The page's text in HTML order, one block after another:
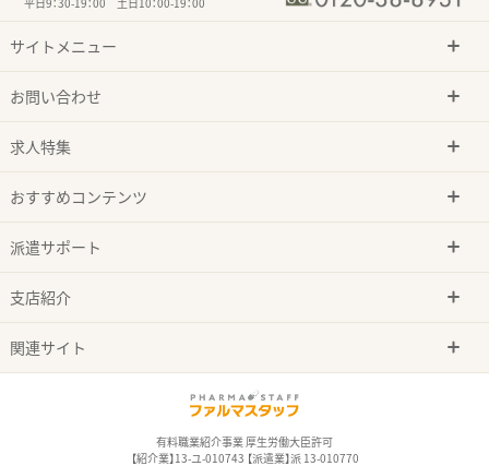
サイトメニュー
お問い合わせ
求人特集
おすすめコンテンツ
派遣サポート
支店紹介
関連サイト
有料職業紹介事業 厚生労働大臣許可
【紹介業】13-ユ-010743 【派遣業】派 13-010770